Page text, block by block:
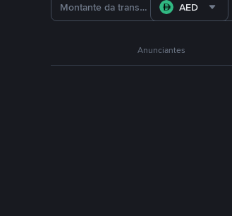
AED
Anunciantes